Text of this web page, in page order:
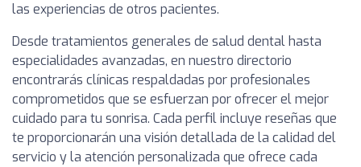
las experiencias de otros pacientes.
Desde tratamientos generales de salud dental hasta
especialidades avanzadas, en nuestro directorio
encontrarás clínicas respaldadas por profesionales
comprometidos que se esfuerzan por ofrecer el mejor
cuidado para tu sonrisa. Cada perfil incluye reseñas que
te proporcionarán una visión detallada de la calidad del
servicio y la atención personalizada que ofrece cada